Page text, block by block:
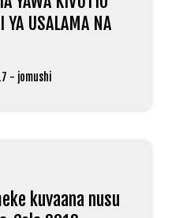
YA USALAMA NA
- jomushi
kuvaana nusu